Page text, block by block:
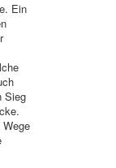
Ein
Sieg